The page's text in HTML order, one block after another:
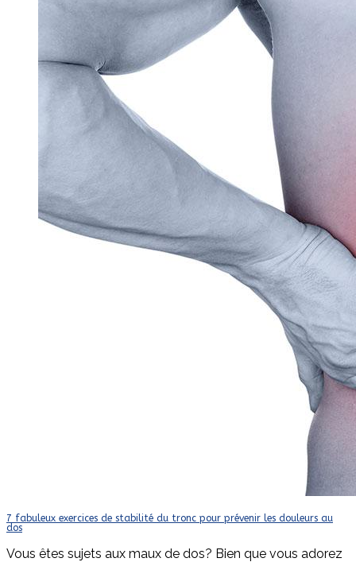
7 fabuleux exercices de stabilité du tronc pour prévenir les douleurs au
dos
Vous êtes sujets aux maux de dos? Bien que vous adorez